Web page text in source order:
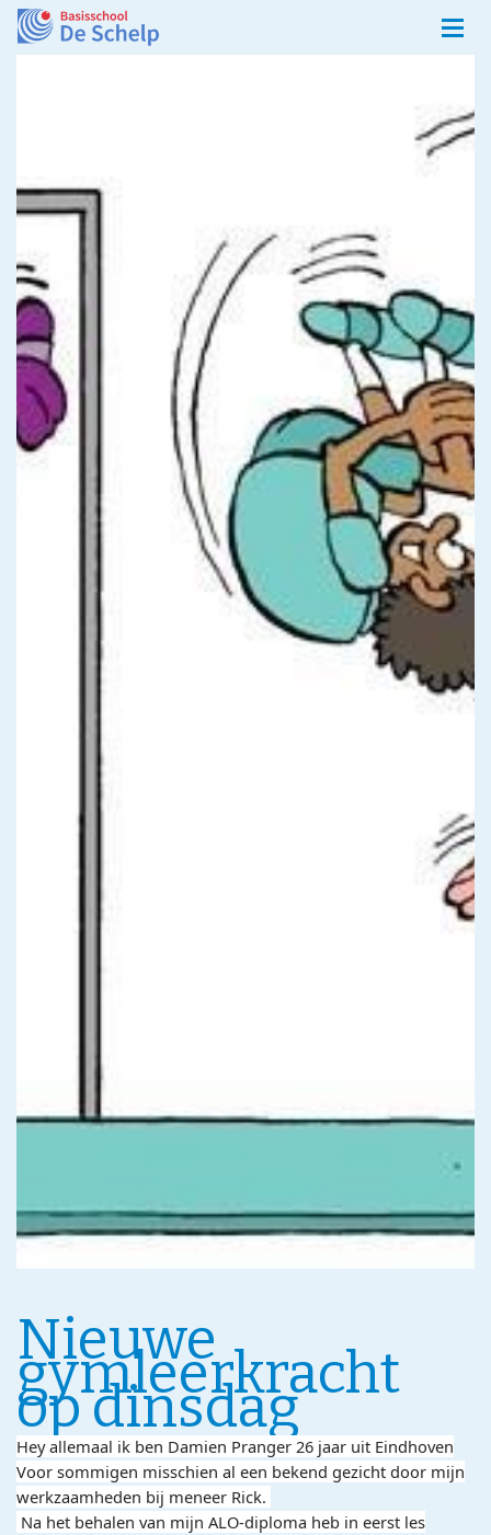
Nieuwe
gymleerkracht
op dinsdag
Hey allemaal ik ben Damien Pranger 26 jaar uit Eindhoven
Voor sommigen misschien al een bekend gezicht door mijn
werkzaamheden bij meneer Rick.
Na het behalen van mijn ALO-diploma heb in eerst les